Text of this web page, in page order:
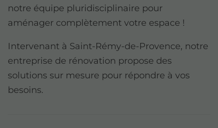
notre équipe pluridisciplinaire pour
aménager complètement votre espace !
Intervenant à Saint-Rémy-de-Provence, notre
entreprise de rénovation propose des
solutions sur mesure pour répondre à vos
besoins.